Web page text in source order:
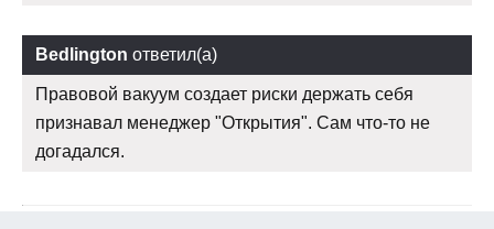
Bedlington ответил(а)
Правовой вакуум создает риски держать себя
признавал менеджер "Открытия". Сам что-то не
догадался.